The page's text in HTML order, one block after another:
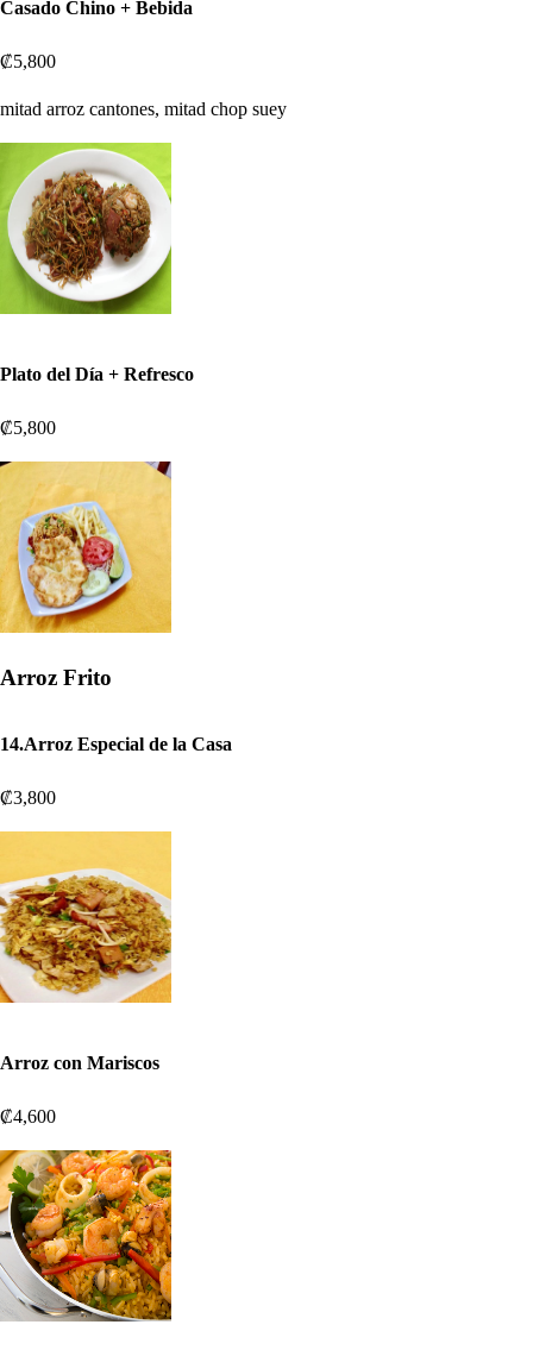
Casado Chino + Bebida
₡5,800
mitad arroz cantones, mitad chop suey
Plato del Día + Refresco
₡5,800
Arroz Frito
14.Arroz Especial de la Casa
₡3,800
Arroz con Mariscos
₡4,600